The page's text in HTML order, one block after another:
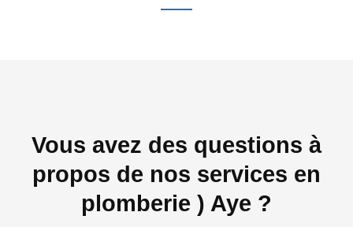
Vous avez des questions à
propos de nos services en
plomberie ) Aye ?